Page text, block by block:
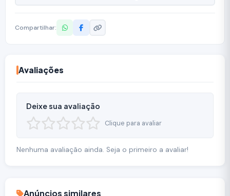
Compartilhar:
Avaliações
Deixe sua avaliação
Clique para avaliar
Nenhuma avaliação ainda. Seja o primeiro a avaliar!
Anúncios similares